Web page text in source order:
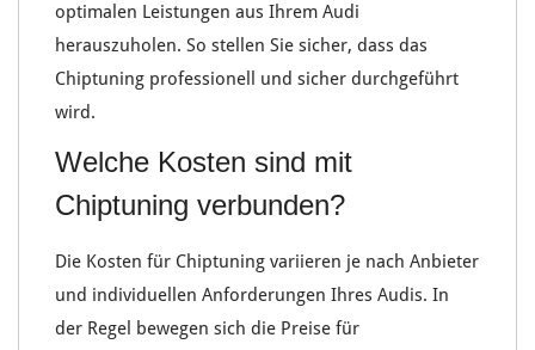
optimalen Leistungen aus Ihrem Audi
herauszuholen. So stellen Sie sicher, dass das
Chiptuning professionell und sicher durchgeführt
wird.
Welche Kosten sind mit
Chiptuning verbunden?
Die Kosten für Chiptuning variieren je nach Anbieter
und individuellen Anforderungen Ihres Audis. In
der Regel bewegen sich die Preise für